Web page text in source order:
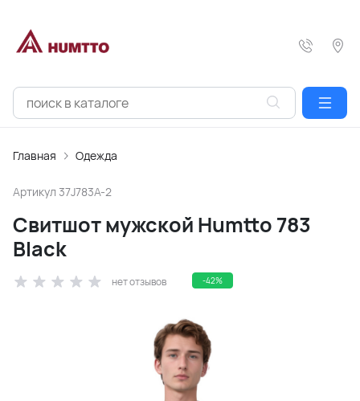
Главная Одежда
Артикул 37J783A-2
Свитшот мужской Humtto 783
Black
нет отзывов -42%